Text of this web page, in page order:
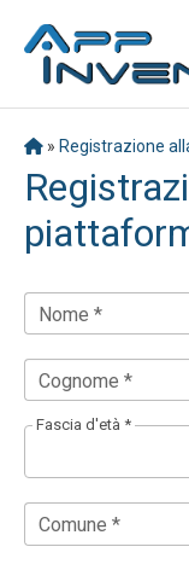
» Registrazione
Nome *
Cognome *
Fascia d'età *
Comune *